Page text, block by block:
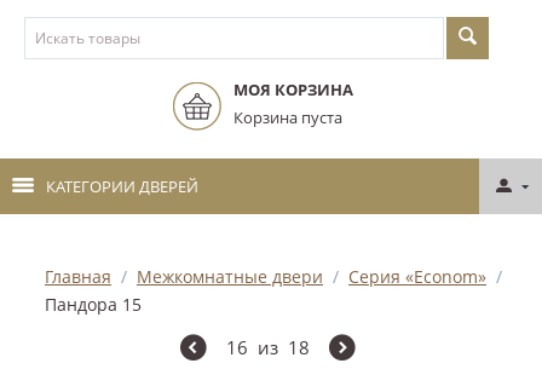
МОЯ КОРЗИНА
Корзина пуста
КАТЕГОРИИ ДВЕРЕЙ
Главная / Межкомнатные двери / Серия «Econom» /
Пандора 15
16 из 18